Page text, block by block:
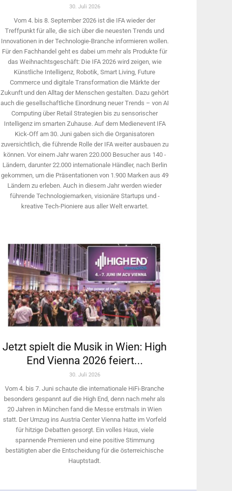
30. Juli 2026
Vom 4. bis 8. September 2026 ist die IFA wieder der
Treffpunkt für alle, die sich über die neuesten Trends und
Innovationen in der Technologie-­Branche informieren wollen.
Für den Fachhandel geht es dabei um mehr als Produkte für
das Weihnachtsgeschäft: Die IFA 2026 wird ­zeigen, wie
Künstliche Intelligenz, Robotik, Smart Living, Future
Commerce und digitale Trans­formation die Märkte der
Zukunft und den Alltag der Menschen gestalten. Dazu gehört
auch die gesellschaftliche Einordnung neuer Trends – von AI
Computing über Retail Strategien bis zu sensorischer
Intelligenz im smarten Zuhause. Auf dem Medien­event IFA
Kick-Off am 30. Juni gaben sich die Organisatoren
zuversichtlich, die führende Rolle der IFA weiter ausbauen zu
können. Vor einem Jahr ­waren 220.000 Besucher aus 140 ­
Ländern, ­darunter 22.000 internationale Händler, nach Berlin
gekommen, um die Präsen­tationen von 1.900 Marken aus 49
Ländern zu erleben. Auch in diesem Jahr werden wieder
führende Technologiemarken, visionäre Startups und ­
kreative Tech-Pioniere aus aller Welt erwartet.
Jetzt spielt die Musik in Wien: High
End Vienna 2026 feiert...
30. Juli 2026
Vom 4. bis 7. Juni schaute die internationale HiFi-Branche
besonders gespannt auf die High End, denn nach mehr als
20 Jahren in München fand die Messe erstmals in Wien
statt. Der Umzug ins Austria Center Vienna hatte im Vorfeld
für hitzige Debatten gesorgt. Ein volles Haus, viele
spannende Premieren und eine positive Stimmung
bestätigten aber die Entscheidung für die österreichische
Hauptstadt.